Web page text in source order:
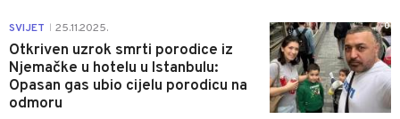
SVIJET 25.11.2025.
Otkriven uzrok smrti porodice iz
Njemačke u hotelu u Istanbulu:
Opasan gas ubio cijelu porodicu na
odmoru
0